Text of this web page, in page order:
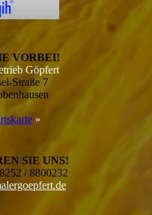
VORBEI!
Göpfert
Straße 7
»
SIE UNS!
/ 8800232